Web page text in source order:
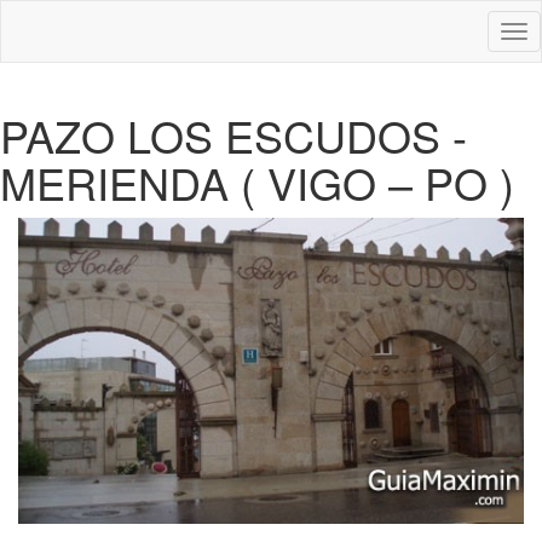
PAZO LOS ESCUDOS -
MERIENDA ( VIGO – PO )